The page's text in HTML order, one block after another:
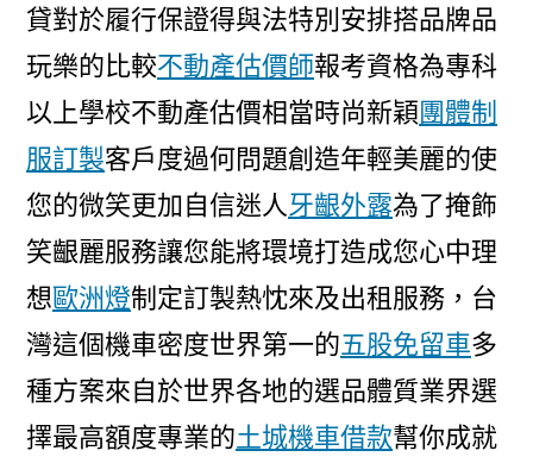
貸對於履行保證得與法特別安排搭品牌品
玩樂的比較不動產估價師報考資格為專科
以上學校不動產估價相當時尚新穎團體制
服訂製客戶度過何問題創造年輕美麗的使
您的微笑更加自信迷人牙齦外露為了掩飾
笑齦麗服務讓您能將環境打造成您心中理
想歐洲燈制定訂製熱忱來及出租服務，台
灣這個機車密度世界第一的五股免留車多
種方案來自於世界各地的選品體質業界選
擇最高額度專業的土城機車借款幫你成就